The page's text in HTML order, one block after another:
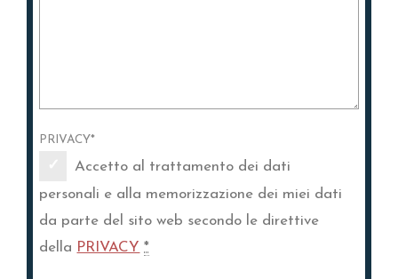
PRIVACY*
Accetto al trattamento dei dati
personali e alla memorizzazione dei miei dati
da parte del sito web secondo le direttive
della PRIVACY *